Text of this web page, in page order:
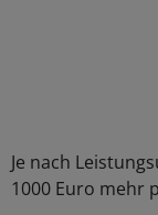
Je nach
1000 Euro mehr